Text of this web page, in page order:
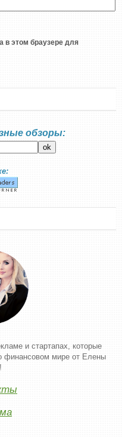
в этом браузере для
обзоры:
и стартапах, которые
финансовом мире от Елены